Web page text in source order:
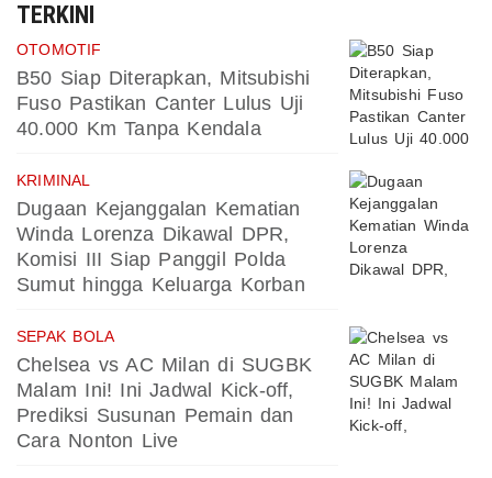
TERKINI
OTOMOTIF
B50 Siap Diterapkan, Mitsubishi
Fuso Pastikan Canter Lulus Uji
40.000 Km Tanpa Kendala
KRIMINAL
Dugaan Kejanggalan Kematian
Winda Lorenza Dikawal DPR,
Komisi III Siap Panggil Polda
Sumut hingga Keluarga Korban
SEPAK BOLA
Chelsea vs AC Milan di SUGBK
Malam Ini! Ini Jadwal Kick-off,
Prediksi Susunan Pemain dan
Cara Nonton Live